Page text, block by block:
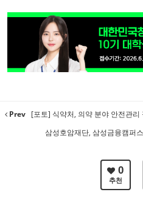
Prev [포토] 식약처, 의약 분야 안전관리
삼성호암재단, 삼성금융캠퍼
0
추천